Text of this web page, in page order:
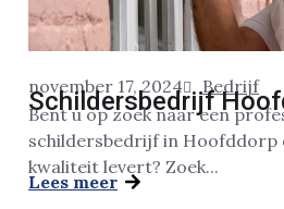
november 17, 2024 Bedrijf
Schildersbedrijf
Bent u op zoek naar een
schildersbedrijf in Hoofddorp
kwaliteit levert? Zoek...
Lees meer